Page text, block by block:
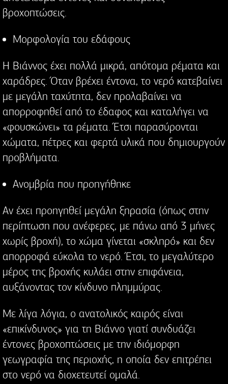
βροχοπτώσεις.
Μορφολογία του εδάφους
Η Βιάννος έχει πολλά μικρά, απότομα ρέματα και
χαράδρες. Όταν βρέχει έντονα, το νερό κατεβαίνει
με μεγάλη ταχύτητα, δεν προλαβαίνει να
απορροφηθεί από το έδαφος και καταλήγει να
«φουσκώνει» τα ρέματα. Έτσι παρασύρονται
χώματα, πέτρες και φερτά υλικά που δημιουργούν
προβλήματα.
Ανομβρία που προηγήθηκε
Αν έχει προηγηθεί μεγάλη ξηρασία (όπως στην
περίπτωση που ανέφερες, με πάνω από 3 μήνες
χωρίς βροχή), το χώμα γίνεται «σκληρό» και δεν
απορροφά εύκολα το νερό. Έτσι, το μεγαλύτερο
μέρος της βροχής κυλάει στην επιφάνεια,
αυξάνοντας τον κίνδυνο πλημμύρας.
Με λίγα λόγια, ο ανατολικός καιρός είναι
«επικίνδυνος» για τη Βιάννο γιατί συνδυάζει
έντονες βροχοπτώσεις με την ιδιόμορφη
γεωγραφία της περιοχής, η οποία δεν επιτρέπει
στο νερό να διοχετευτεί ομαλά.